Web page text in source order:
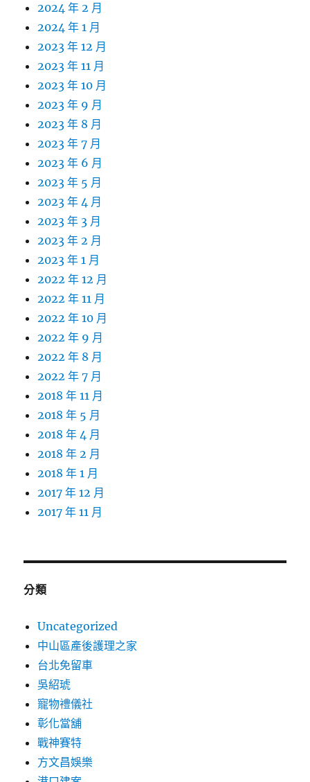
2024 年 2 月
2024 年 1 月
2023 年 12 月
2023 年 11 月
2023 年 10 月
2023 年 9 月
2023 年 8 月
2023 年 7 月
2023 年 6 月
2023 年 5 月
2023 年 4 月
2023 年 3 月
2023 年 2 月
2023 年 1 月
2022 年 12 月
2022 年 11 月
2022 年 10 月
2022 年 9 月
2022 年 8 月
2022 年 7 月
2018 年 11 月
2018 年 5 月
2018 年 4 月
2018 年 2 月
2018 年 1 月
2017 年 12 月
2017 年 11 月
分類
Uncategorized
中山區產後護理之家
台北免留車
吳紹琥
寵物禮儀社
彰化當舖
戰神賽特
方文昌娛樂